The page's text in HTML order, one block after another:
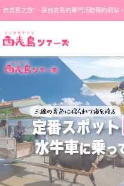
西表島之旅"，是西表島的專門活動預約網站。